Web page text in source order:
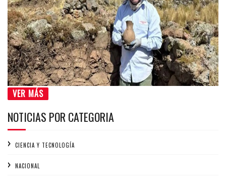
VER MÁS
NOTICIAS POR CATEGORIA
CIENCIA Y TECNOLOGÍA
NACIONAL